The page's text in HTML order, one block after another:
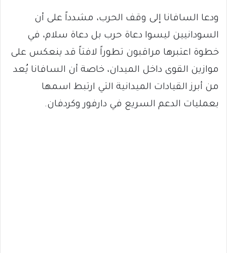
ودعا السافانا إلى وقف الحرب، مشدداً على أن
السودانيين ليسوا دعاة حرب بل دعاة سلام، في
خطوة اعتبرها مراقبون تطوراً لافتاً قد ينعكس على
موازين القوى داخل الميدان، خاصة أن السافانا يُعد
من أبرز القيادات الميدانية التي ارتبط اسمها
بعمليات الدعم السريع في دارفور وكردفان.